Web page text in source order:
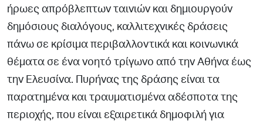
ήρωες απρόβλεπτων ταινιών και δηµιουργούν
δηµόσιους διαλόγους, καλλιτεχνικές δράσεις
πάνω σε κρίσιµα περιβαλλοντικά και κοινωνικά
θέµατα σε ένα νοητό τρίγωνο από την Αθήνα έως
την Ελευσίνα. Πυρήνας της δράσης είναι τα
παρατηµένα και τραυµατισµένα αδέσποτα της
περιοχής, που είναι εξαιρετικά δηµοφιλή για